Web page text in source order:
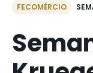
FECOMÉRCIO